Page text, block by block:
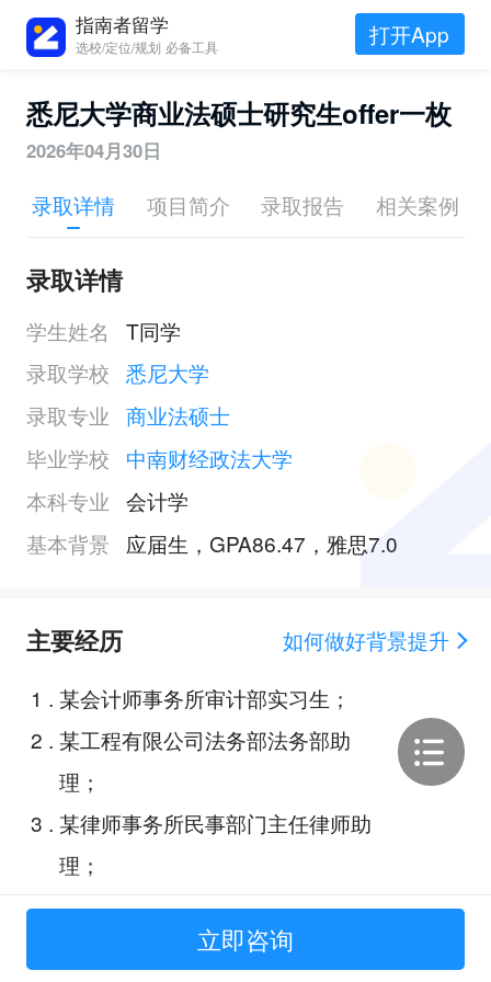
指南者留学
选校/定位/规划 必备工具 打开App
悉尼大学商业法硕士研究生offer一枚
2026年04月30日
录取详情 项目简介 录取报告 相关案例
录取详情
学生姓名
T同学
录取学校 悉尼大学
录取专业 商业法硕士
毕业学校
中南财经政法大学
本科专业 会计学
基本背景
应届生，GPA86.47，雅思7.0
主要经历
如何做好背景提升
1 . 某会计师事务所审计部实习生；
2 . 某工程有限公司法务部法务部助
理；
3 . 某律师事务所民事部门主任律师助
理；
4.某区人民法院知产民庭法官助理；
人工智能时代下律师职业的人机协
立即咨询